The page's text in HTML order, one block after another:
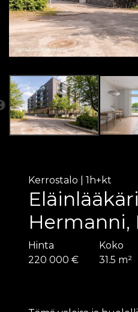
Kerrostalo 1h+kt
Hermanni,
Hinta
220 000 €
Koko
31.5 m²